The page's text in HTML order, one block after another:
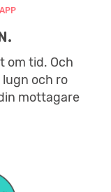
om tid. Och
och ro
mottagare